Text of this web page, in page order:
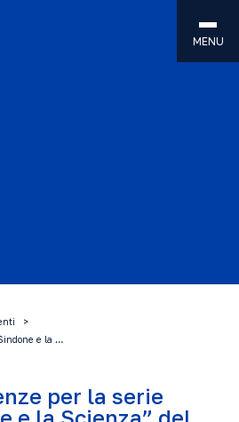
MENU
e la …
per la serie